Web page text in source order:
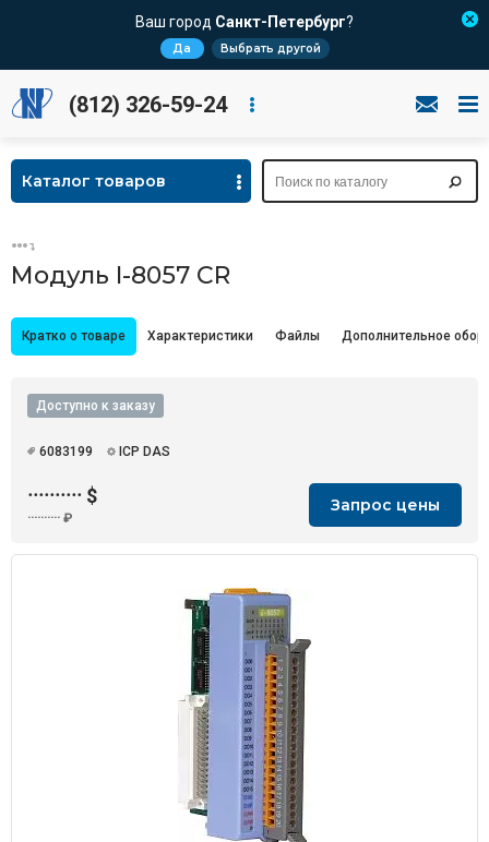
Ваш город Санкт-Петербург?
Да Выбрать другой
(812) 326-59-24
Каталог товаров
Модуль I-8057 CR
Кратко о товаре Характеристики Файлы Дополнительное
Доступно к заказу
6083199 ICP DAS
·········· $
·········· ₽
Запрос цены